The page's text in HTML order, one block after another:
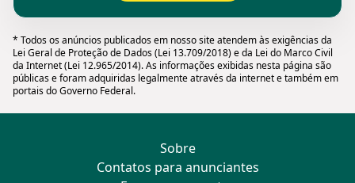
* Todos os anúncios publicados em nosso site atendem às exigências da
Lei Geral de Proteção de Dados (Lei 13.709/2018) e da Lei do Marco Civil
da Internet (Lei 12.965/2014). As informações exibidas nesta página são
públicas e foram adquiridas legalmente através da internet e também em
portais do Governo Federal.
Sobre
Contatos para anunciantes